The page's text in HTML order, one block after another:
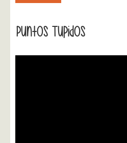
Puntos Tupidos